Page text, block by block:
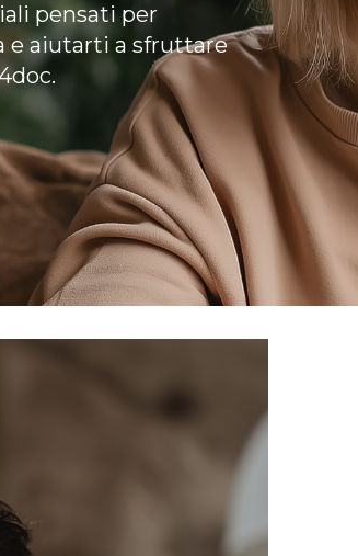
pensati per
e aiutarti a sfruttare